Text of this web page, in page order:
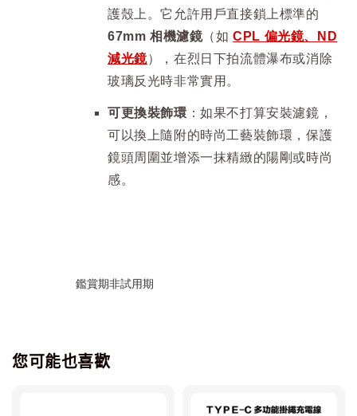
護殼上。它允許用戶直接鎖上標準的
67mm 相機濾鏡（如CPL 偏光鏡、ND
減光鏡），在烈日下拍流體瀑布或消除
玻璃反光時非常實用。
可更換裝飾環 ：如果不打算安裝濾鏡，
可以換上隨附的時尚工藝裝飾環，保護
鏡頭周圍並增添一抹精緻的陽剛或時尚
感。
鑑賞期非試用期
您可能也喜歡